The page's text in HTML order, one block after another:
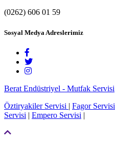
(0262) 606 01 59
Sosyal Medya Adreslerimiz
Berat Endüstriyel - Mutfak Servisi
Öztiryakiler Servisi | Fagor Servisi
Servisi | Empero Servisi |